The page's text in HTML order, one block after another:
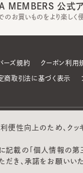
MEMBERS 公式ア
お買いものをより楽しく
ーズ規約 クーポン利用
商取引法に基づく表示
利便性向上のため、ク
に記載の「個人情報の第
だき、承諾をお願いいた